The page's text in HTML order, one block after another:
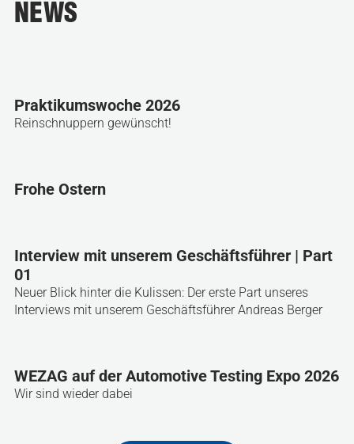
NEWS
Praktikumswoche 2026
Reinschnuppern gewünscht!
Frohe Ostern
Interview mit unserem Geschäftsführer | Part
01
Neuer Blick hinter die Kulissen: Der erste Part unseres
Interviews mit unserem Geschäftsführer Andreas Berger
WEZAG auf der Automotive Testing Expo 2026
Wir sind wieder dabei